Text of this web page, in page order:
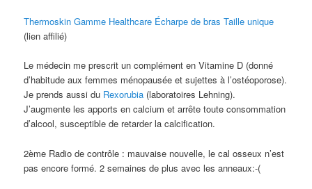
Thermoskin Gamme Healthcare Écharpe de bras Taille unique
(lien affilié)
Le médecin me prescrit un complément en Vitamine D (donné
d’habitude aux femmes ménopausée et sujettes à l’ostéoporose).
Je prends aussi du Rexorubia (laboratoires Lehning).
J’augmente les apports en calcium et arrête toute consommation
d’alcool, susceptible de retarder la calcification.
2ème Radio de contrôle : mauvaise nouvelle, le cal osseux n’est
pas encore formé. 2 semaines de plus avec les anneaux:-(